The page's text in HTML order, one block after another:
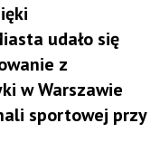
udało się
z
w Warszawie
sportowej przy